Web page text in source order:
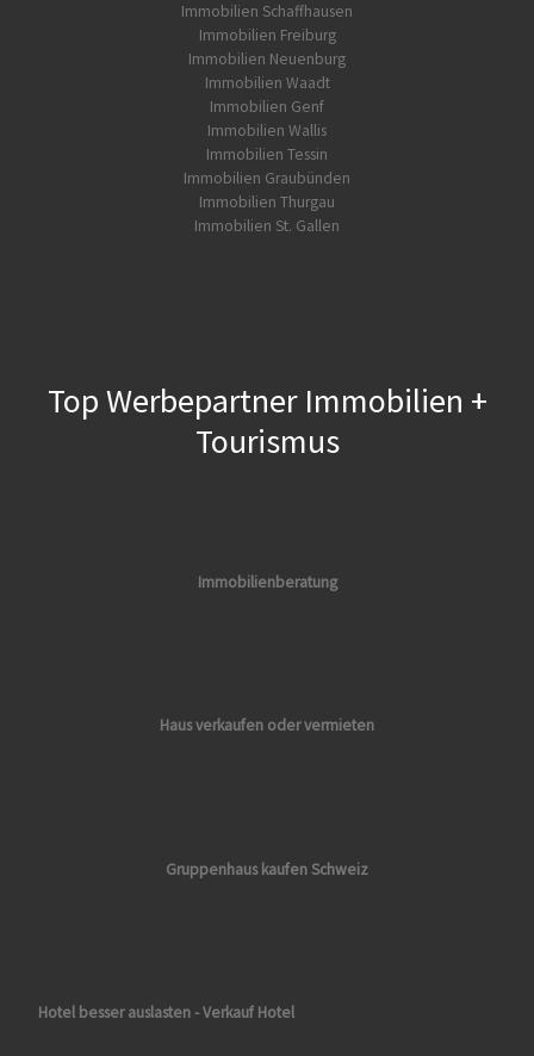
Immobilien Schaffhausen
Immobilien Freiburg
Immobilien Neuenburg
Immobilien Waadt
Immobilien Genf
Immobilien Wallis
Immobilien Tessin
Immobilien Graubünden
Immobilien Thurgau
Immobilien St. Gallen
Top Werbepartner Immobilien +
Tourismus
Immobilienberatung
Haus verkaufen oder vermieten
Gruppenhaus kaufen Schweiz
Hotel besser auslasten - Verkauf Hotel